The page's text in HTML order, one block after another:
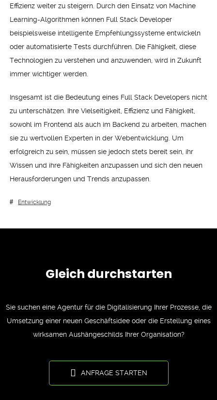
Effizienz weiter zu steigern. Durch den Einsatz von Machine
Learning-Algorithmen können Full Stack Developer
beispielsweise intelligente Empfehlungssysteme entwickeln
oder automatisierte Tests durchführen. Die Fähigkeit, diese
Technologien zu verstehen und anzuwenden, wird in Zukunft
immer wichtiger werden.
Insgesamt ist die Bedeutung eines Full Stack Developers nicht
zu unterschätzen. Ihre Vielseitigkeit, Effizienz und Fähigkeit,
sowohl im Frontend als auch im Backend zu arbeiten, machen
sie zu wertvollen Experten in der Webentwicklung. Um
erfolgreich zu sein, müssen sie jedoch stets bereit sein, ihr
Wissen und ihre Fähigkeiten anzupassen und sich den neuen
Herausforderungen und Trends anzupassen.
Entwicklung
Gleich durchstarten
Sie suchen eine Agentur für die Digitalisierung Ihrer Prozesse, die
Umsetzung einer neuen Geschäftsidee oder die Erstellung eines
wirksamen Aushängeschilds Ihrer Organisation?
ANFRAGE STARTEN